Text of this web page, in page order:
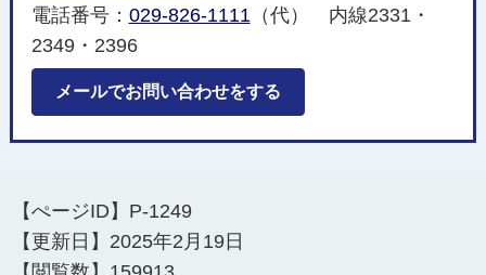
電話番号： 029-826-1111 （代） 内線2331・
2349・2396
メールでお問い合わせをする
【ぺージID】 P-1249
【更新日】 2025年2月19日